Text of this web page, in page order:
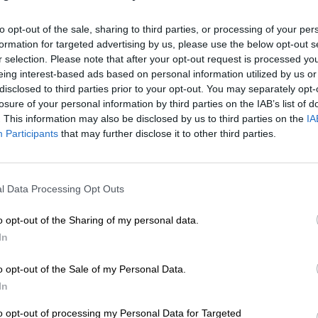
opt-out of the sale, sharing to third parties, or processing of your
for targeted advertising by us, please use the below opt-out
selection. Please note that after your opt-out request is processed
interest-based ads based on personal information utilized by us
to third parties prior to your opt-out. You may separately
of your personal information by third parties on the IAB’s list of
This information may also be disclosed by us to third parties on the
Participants that may further disclose it to other third parties.
Data Processing Opt Outs
opt-out of the Sharing of my personal data.
opt-out of the Sale of my Personal Data.
opt-out of processing my Personal Data for Targeted
de Precisiónpara mejorar la prevención, el
La inversión en este campo ha
, de los cuales 30 correrán a cargo del
Castilla La Mancha, Extremadura, Galicia
de investigación e innovación
y observación marino-marítimas,
de los cuales 53,7 serán aportados por el
Cantábria, la Región de Murcia, Galicia y